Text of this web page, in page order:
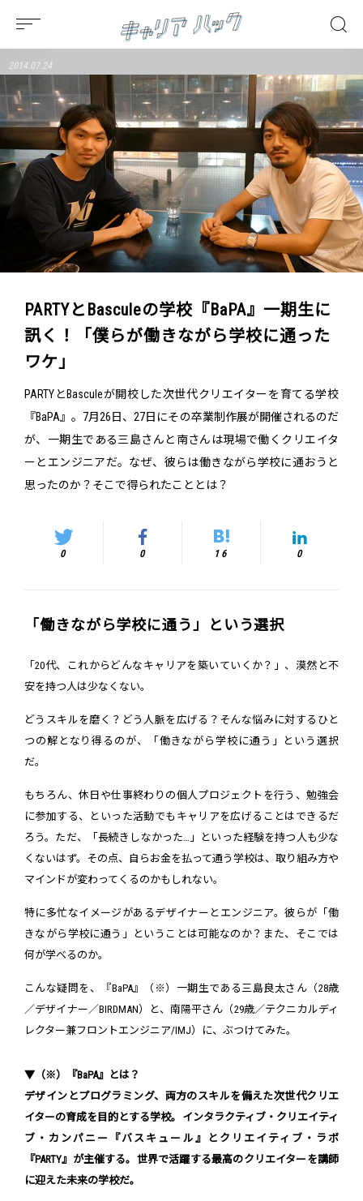
2014.07.24
PARTYとBasculeの学校『BaPA』一期生に
訊く！「僕らが働きながら学校に通った
ワケ」
PARTYとBasculeが開校した次世代クリエイターを育てる学校
『BaPA』。7月26日、27日にその卒業制作展が開催されるのだ
が、一期生である三島さんと南さんは現場で働くクリエイタ
ーとエンジニアだ。なぜ、彼らは働きながら学校に通おうと
思ったのか？そこで得られたこととは？
0 0 16 0
「働きながら学校に通う」という選択
「20代、これからどんなキャリアを築いていくか？」、漠然と不
安を持つ人は少なくない。
どうスキルを磨く？どう人脈を広げる？そんな悩みに対するひと
つの解となり得るのが、「働きながら学校に通う」という選択
だ。
もちろん、休日や仕事終わりの個人プロジェクトを行う、勉強会
に参加する、といった活動でもキャリアを広げることはできるだ
ろう。ただ、「長続きしなかった…」といった経験を持つ人も少な
くないはず。その点、自らお金を払って通う学校は、取り組み方や
マインドが変わってくるのかもしれない。
特に多忙なイメージがあるデザイナーとエンジニア。彼らが「働
きながら学校に通う」ということは可能なのか？また、そこでは
何が学べるのか。
こんな疑問を、『BaPA』（※）一期生である三島良太さん（28歳
／デザイナー／BIRDMAN）と、南陽平さん（29歳／テクニカルディ
レクター兼フロントエンジニア/IMJ）に、ぶつけてみた。
▼（※）『BaPA』とは？
デザインとプログラミング、両方のスキルを備えた次世代クリエ
イターの育成を目的とする学校。インタラクティブ・クリエイティ
ブ・カンパニー『バスキュール』とクリエイティブ・ラボ
『PARTY』が主催する。世界で活躍する最高のクリエイターを講師
に迎えた未来の学校だ。